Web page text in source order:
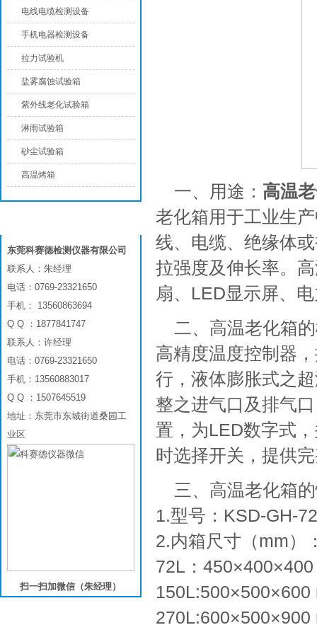
一、用途： 高温
老化箱用于工业生
线、电缆、绝缘体
拉强度及伸长率。
扇、LED显示屏、
二、高温老化箱
高精度温度控制器
行，液体膨胀式之
整之进气口及排气
置，为LED数字式
时选择开关，提供
三、高温老化箱
1.型号：KSD-GH-
2.内箱尺寸（mm）
72L：
电线电缆检测设备
手机电器检测设备
拉力试验机
盐雾腐蚀试验箱
紫外线老化试验箱
淋雨试验箱
砂尘试验箱
高温烤箱
东莞科赛德检测仪器有限公司
联系人：朱经理
电话：0769-23321650
手机： 13560863694
Q Q ：1877841747
联系人：许经理
电话：0769-23321650
手机：13560883017
Q Q ：1507645519
地址：东莞市东城街道桑园工
业区
扫一扫加微信（朱经理）